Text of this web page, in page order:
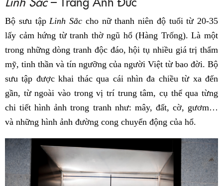
Bộ sưu tập Linh Sắc cho nữ thanh niên độ tuổi từ 20-35
lấy cảm hứng từ tranh thờ ngũ hổ (Hàng Trống). Là một
trong những dòng tranh độc đáo, hội tụ nhiều giá trị thẩm
mỹ, tinh thần và tín ngưỡng của người Việt từ bao đời. Bộ
sưu tập được khai thác qua cái nhìn đa chiều từ xa đến
gần, từ ngoài vào trong vị trí trung tâm, cụ thể qua từng
chi tiết hình ảnh trong tranh như: mây, đất, cờ, gươm…
và những hình ảnh đường cong chuyển động của hổ.